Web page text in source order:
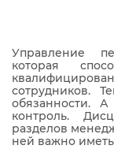
Управление
которая
сотрудников.
обязанности.
контроль.
разделов
ней важно